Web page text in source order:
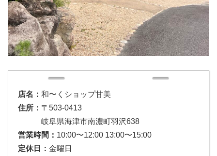
店名： 和〜くショップ甘美
住所： 〒503-0413
岐阜県海津市南濃町羽沢638
営業時間： 10:00〜12:00 13:00〜15:00
定休日： 金曜日